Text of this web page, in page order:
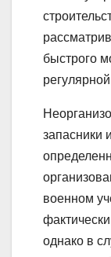
быстрого
запасники
военном
однако в